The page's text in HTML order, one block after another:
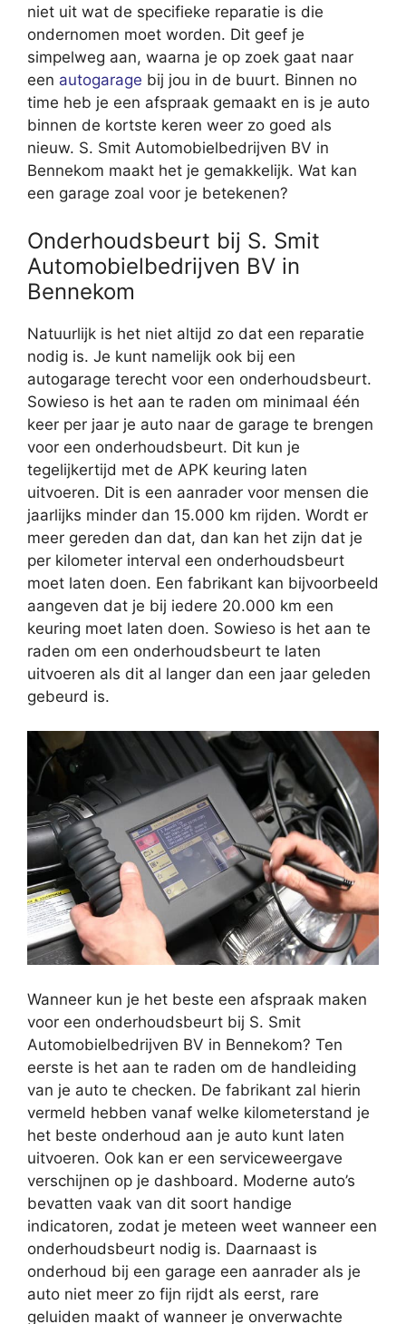
niet uit wat de specifieke reparatie is die
ondernomen moet worden. Dit geef je
simpelweg aan, waarna je op zoek gaat naar
een autogarage bij jou in de buurt. Binnen no
time heb je een afspraak gemaakt en is je auto
binnen de kortste keren weer zo goed als
nieuw. S. Smit Automobielbedrijven BV in
Bennekom maakt het je gemakkelijk. Wat kan
een garage zoal voor je betekenen?
Onderhoudsbeurt bij S. Smit
Automobielbedrijven BV in
Bennekom
Natuurlijk is het niet altijd zo dat een reparatie
nodig is. Je kunt namelijk ook bij een
autogarage terecht voor een onderhoudsbeurt.
Sowieso is het aan te raden om minimaal één
keer per jaar je auto naar de garage te brengen
voor een onderhoudsbeurt. Dit kun je
tegelijkertijd met de APK keuring laten
uitvoeren. Dit is een aanrader voor mensen die
jaarlijks minder dan 15.000 km rijden. Wordt er
meer gereden dan dat, dan kan het zijn dat je
per kilometer interval een onderhoudsbeurt
moet laten doen. Een fabrikant kan bijvoorbeeld
aangeven dat je bij iedere 20.000 km een
keuring moet laten doen. Sowieso is het aan te
raden om een onderhoudsbeurt te laten
uitvoeren als dit al langer dan een jaar geleden
gebeurd is.
Wanneer kun je het beste een afspraak maken
voor een onderhoudsbeurt bij S. Smit
Automobielbedrijven BV in Bennekom? Ten
eerste is het aan te raden om de handleiding
van je auto te checken. De fabrikant zal hierin
vermeld hebben vanaf welke kilometerstand je
het beste onderhoud aan je auto kunt laten
uitvoeren. Ook kan er een serviceweergave
verschijnen op je dashboard. Moderne auto’s
bevatten vaak van dit soort handige
indicatoren, zodat je meteen weet wanneer een
onderhoudsbeurt nodig is. Daarnaast is
onderhoud bij een garage een aanrader als je
auto niet meer zo fijn rijdt als eerst, rare
geluiden maakt of wanneer je onverwachte